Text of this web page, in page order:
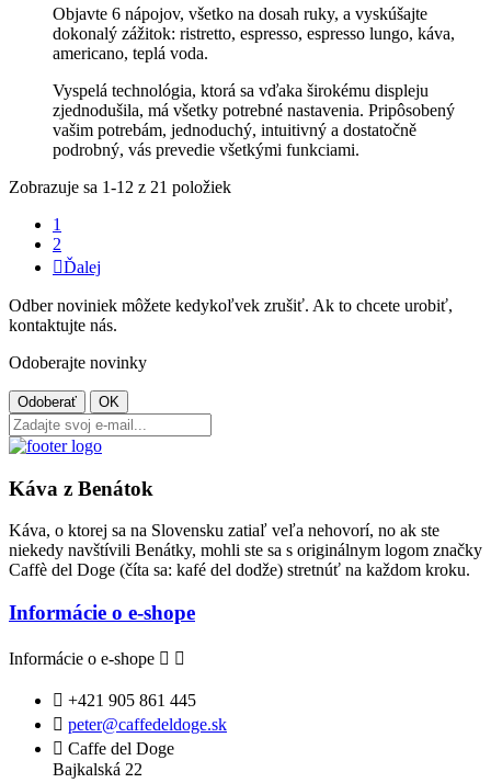
Objavte 6 nápojov, všetko na dosah ruky, a vyskúšajte
dokonalý zážitok: ristretto, espresso, espresso lungo, káva,
americano, teplá voda.
Vyspelá technológia, ktorá sa vďaka širokému displeju
zjednodušila, má všetky potrebné nastavenia. Pripôsobený
vašim potrebám, jednoduchý, intuitivný a dostatočně
podrobný, vás prevedie všetkými funkciami.
Zobrazuje sa 1-12 z 21 položiek
1
2
Ďalej
Odber noviniek môžete kedykoľvek zrušiť. Ak to chcete urobiť,
kontaktujte nás.
Odoberajte novinky
Káva z Benátok
Káva, o ktorej sa na Slovensku zatiaľ veľa nehovorí, no ak ste
niekedy navštívili Benátky, mohli ste sa s originálnym logom značky
Caffè del Doge (číta sa: kafé del dodže) stretnúť na každom kroku.
Informácie o e-shope
Informácie o e-shope  
 +421 905 861 445
 peter@caffedeldoge.sk
 Caffe del Doge
Bajkalská 22